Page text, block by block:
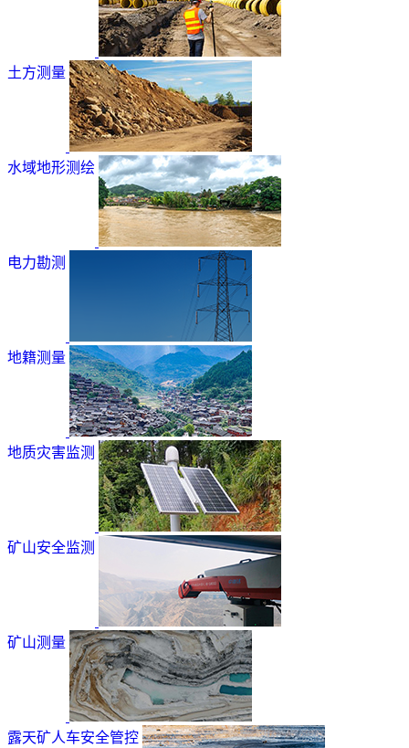
土方测量
水域地形测绘
电力勘测
地籍测量
地质灾害监测
矿山安全监测
矿山测量
露天矿人车安全管控